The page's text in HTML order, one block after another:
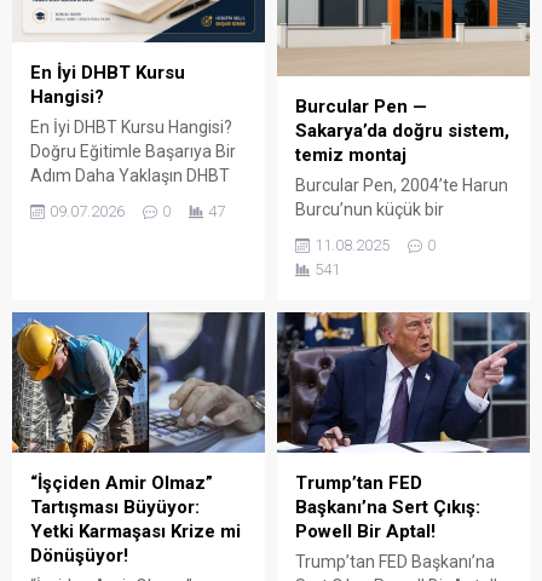
En İyi DHBT Kursu
Hangisi?
En İyi DHBT Kursu Hangisi?
Doğru Eğitimle Başarıya Bir
Adım Daha Yaklaşın DHBT
(Din Hizmetleri Alan Bilgisi
Testi), Diyanet İşleri
Her yıl binlerce aday bu
sınavda yüksek puan
alabilmek için farklı eğitim
kaynaklarına yöneliyor.
Ancak en sık sorulan
sorulardan...
09.07.2026 0 47
Burcular Pen —
Sakarya’da doğru sistem,
temiz montaj
Burcular Pen, 2004’te Harun
Burcu’nun küçük bir
atölyede attığı adımla
başladı; bugün Serdivan’daki
147 m² showroomu ve 750
Sakarya ve çevre ilçelerde
PVC doğrama, cam balkon,
kış bahçesi, panjur ve
küpeşte çözümlerini tek çatı
altında sunuyor. Fıratpen
kurumsal bayiliği ile çalışıyor
olmamız; profil kalitesi,
aksesuar standardı...
11.08.2025
0
541
“İşçiden Amir Olmaz”
Tartışması Büyüyor:
Yetki Karmaşası Krize mi
Dönüşüyor!
Trump’tan FED
Başkanı’na Sert Çıkış:
Powell Bir Aptal!
Trump’tan FED Başkanı’na